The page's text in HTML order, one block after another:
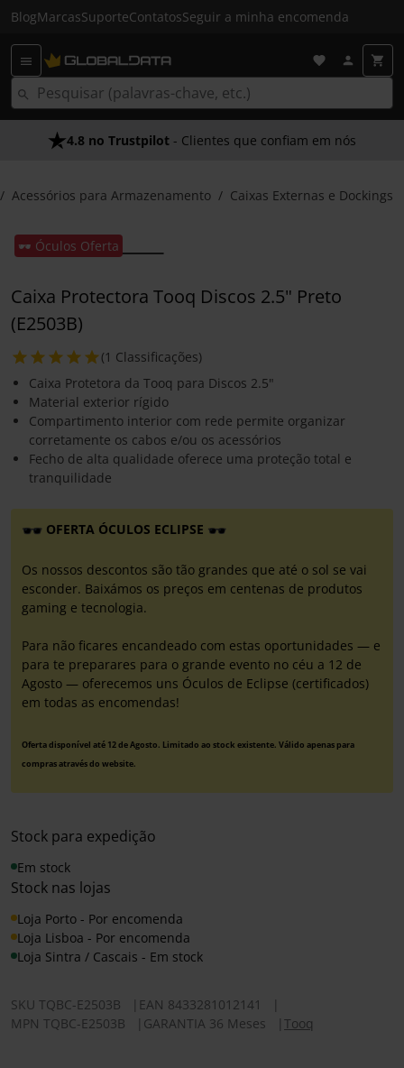
BlogMarcasSuporteContatosSeguir a minha encomenda
4.8 no Trustpilot - Clientes que confiam em nós
Acessórios para Armazenamento Caixas Externas e Dockings
🕶️ Óculos Oferta
Caixa Protectora Tooq Discos 2.5" Preto
(E2503B)
(1 Classificações)
Caixa Protetora da Tooq para Discos 2.5"
Material exterior rígido
Compartimento interior com rede permite organizar
corretamente os cabos e/ou os acessórios
Fecho de alta qualidade oferece uma proteção total e
tranquilidade
OFERTA ÓCULOS ECLIPSE
Os nossos descontos são tão grandes que até o sol se vai
esconder. Baixámos os preços em centenas de produtos
gaming e tecnologia.
Para não ficares encandeado com estas oportunidades — e
para te preparares para o grande evento no céu a 12 de
Agosto — oferecemos uns Óculos de Eclipse (certificados)
em todas as encomendas!
Oferta disponível até 12 de Agosto. Limitado ao stock existente. Válido apenas para
compras através do website.
Stock para expedição
Em stock
Stock nas lojas
Loja Porto - Por encomenda
Loja Lisboa - Por encomenda
Loja Sintra / Cascais - Em stock
SKU TQBC-E2503B EAN 8433281012141
MPN TQBC-E2503B GARANTIA 36 Meses Tooq